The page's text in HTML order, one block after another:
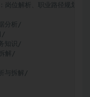
位解析、职业路径规划与
分析/
/
知识/
解/
拆解/